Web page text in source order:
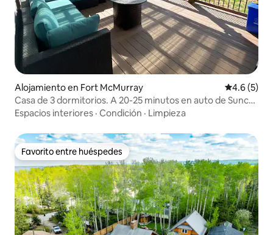
Alojamiento en Fort McMurray
4.6 (5)
Casa de 3 dormitorios. A 20-25 minutos en auto de Suncor
Syncrud
Espacios interiores · Condición · Limpieza
Favorito entre huéspedes
Favorito entre huéspedes